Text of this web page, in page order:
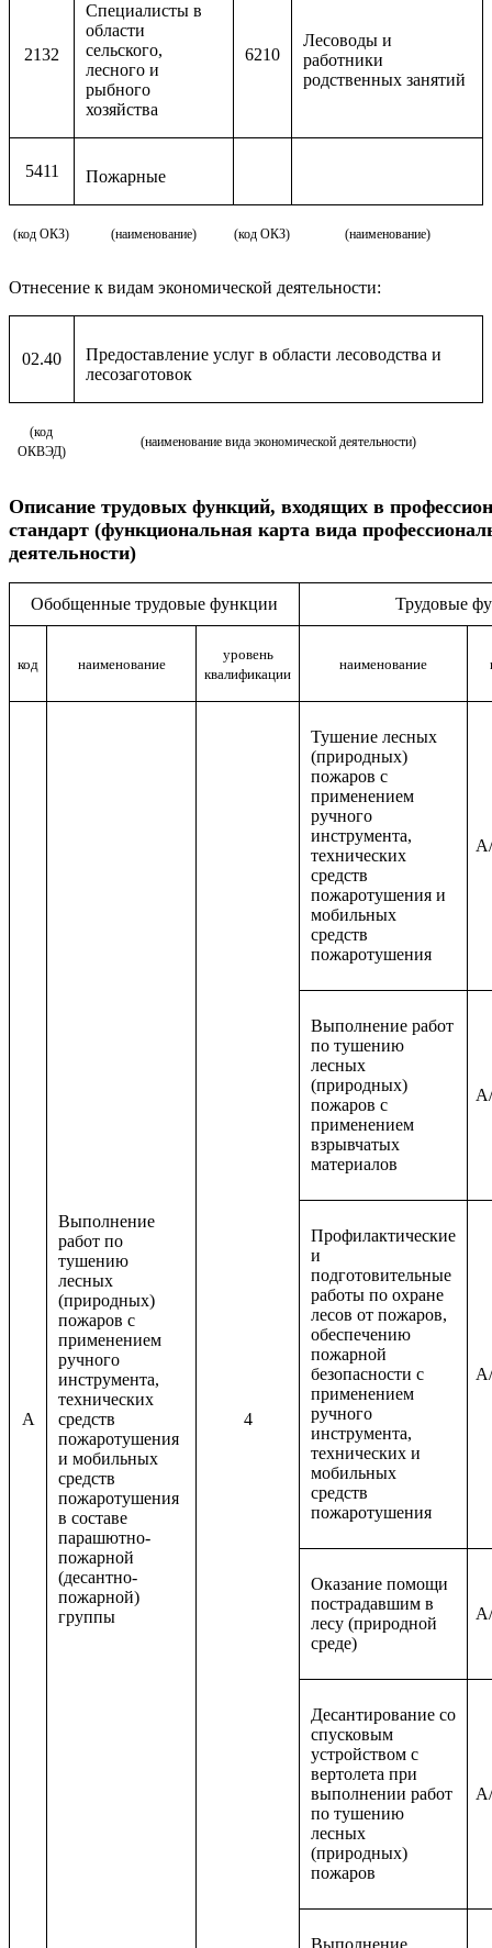
2132
Специалисты в
области
сельского,
лесного и
рыбного
хозяйства
6210
Лесоводы и
работники
родственных занятий
5411 Пожарные
(код ОКЗ) (наименование) (код ОКЗ) (наименование)
Отнесение к видам экономической деятельности:
02.40
Предоставление услуг в области лесоводства и
лесозаготовок
(код
ОКВЭД)
(наименование вида экономической деятельности)
Описание трудовых функций, входящих в
стандарт (функциональная карта вида
деятельности)
Обобщенные трудовые функции Трудовые
код наименование
уровень
квалификации
наименование
A
Выполнение
работ по
тушению
лесных
(природных)
пожаров с
применением
ручного
инструмента,
технических
средств
пожаротушения
и мобильных
средств
пожаротушения
в составе
парашютно-
пожарной
(десантно-
пожарной)
группы
4
Тушение лесных
(природных)
пожаров с
применением
ручного
инструмента,
технических
средств
пожаротушения и
мобильных
средств
пожаротушения
Выполнение работ
по тушению
лесных
(природных)
пожаров с
применением
взрывчатых
материалов
Профилактические
и
подготовительные
работы по охране
лесов от пожаров,
обеспечению
пожарной
безопасности с
применением
ручного
инструмента,
технических и
мобильных
средств
пожаротушения
Оказание помощи
пострадавшим в
лесу (природной
среде)
Десантирование со
спусковым
устройством с
вертолета при
выполнении работ
по тушению
лесных
(природных)
пожаров
Выполнение